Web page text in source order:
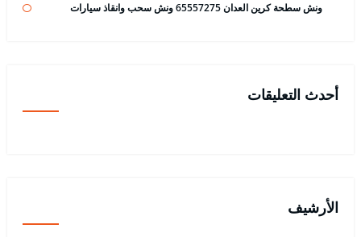
ونش سطحة كرين العدان 65557275 ونش سحب وانقاذ سيارات
أحدث التعليقات
الأرشيف